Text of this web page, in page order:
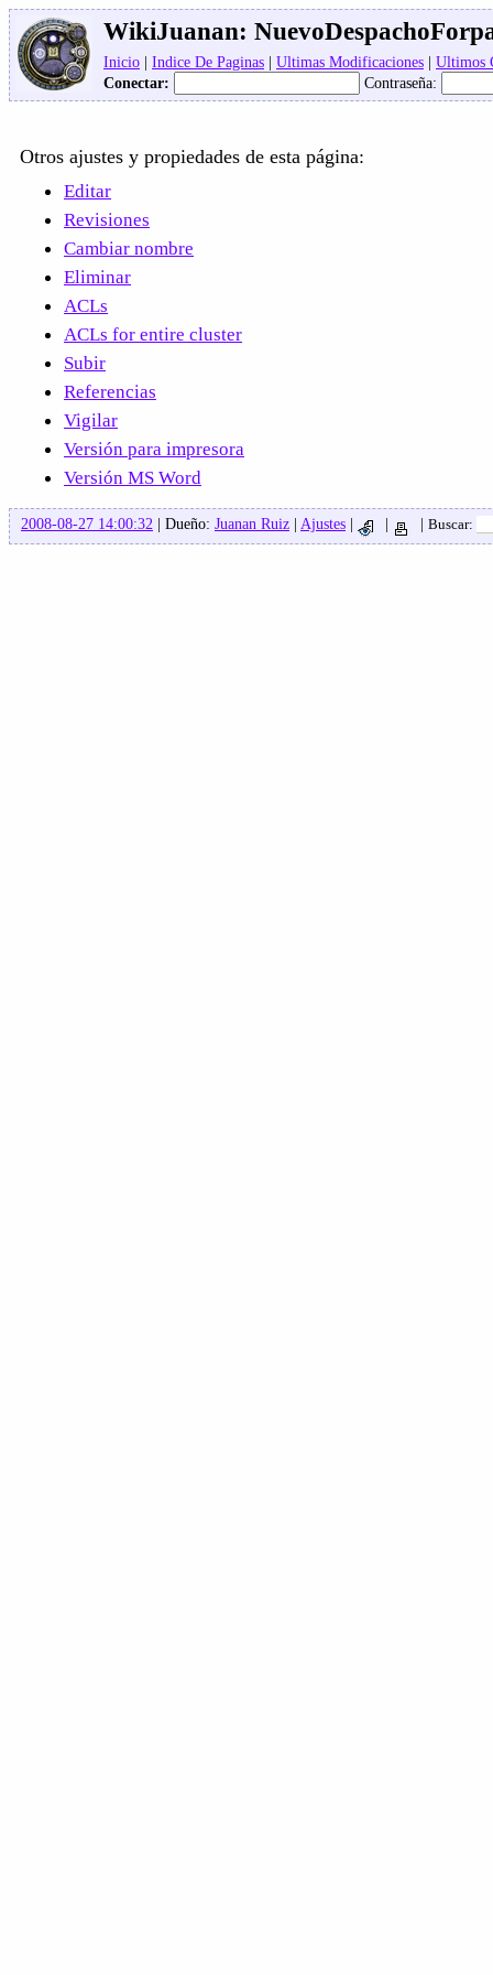
WikiJuanan:
Inicio | Indice De Paginas | Ultimas Modificaciones | Ultimos
Conectar:
Contraseña:
Otros ajustes y propiedades de esta página:
Editar
Revisiones
Cambiar nombre
Eliminar
ACLs
ACLs for entire cluster
Subir
Referencias
Vigilar
Versión para impresora
Versión MS Word
2008-08-27 14:00:32 | Dueño: Juanan Ruiz | Ajustes | | | Buscar: